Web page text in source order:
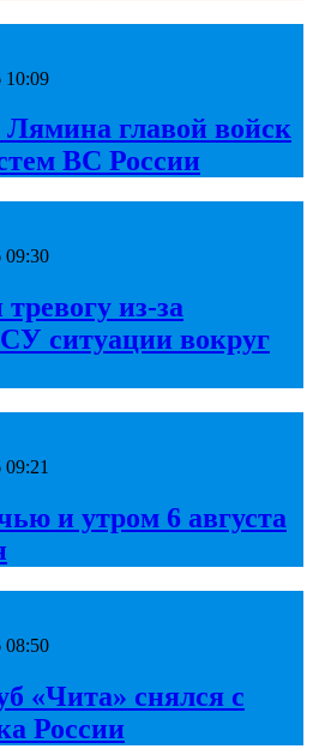
10:09
главой войск
ВС России
09:30
из-за
ситуации вокруг
и утром 6 августа
08:50
«Чита» снялся с
России